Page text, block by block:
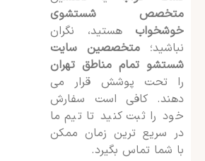
متخصص شستشوی
خوشخوابهستید، نگران
نباشید؛
متخصصین سایت
شستشو تمام مناطق تهران
را تحت پوشش قرار می
دهند. کافی است سفارش
خود را ثبت کنید تا تیم ما
در سریع ترین زمان ممکن
با شما تماس بگیرد.